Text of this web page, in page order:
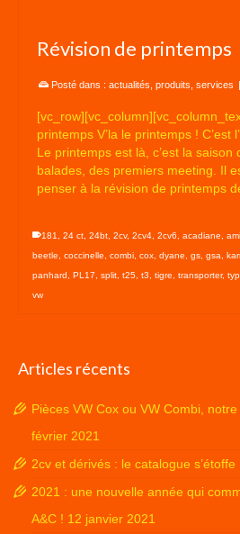
Révision de printemps
Posté dans : actualités produits services |
printemps V’la le printemps ! C’est
Le printemps est là, c’est la saison
balades, des premiers meeting. Il
penser à la révision de printemps
181 24 ct 24bt 2cv, 2cv4 2cv6 acadiane ami
beetle
coccinelle combi cox dyane gs gsa
panhard
PL17 split t25 t3 tigre transporter,
vw
Articles récents
Pièces VW Cox ou VW Combi,
février 2021
2cv et dérivés : le catalogue s’étoffe
2021 : une nouvelle année qui
A&C ! 12 janvier 2021